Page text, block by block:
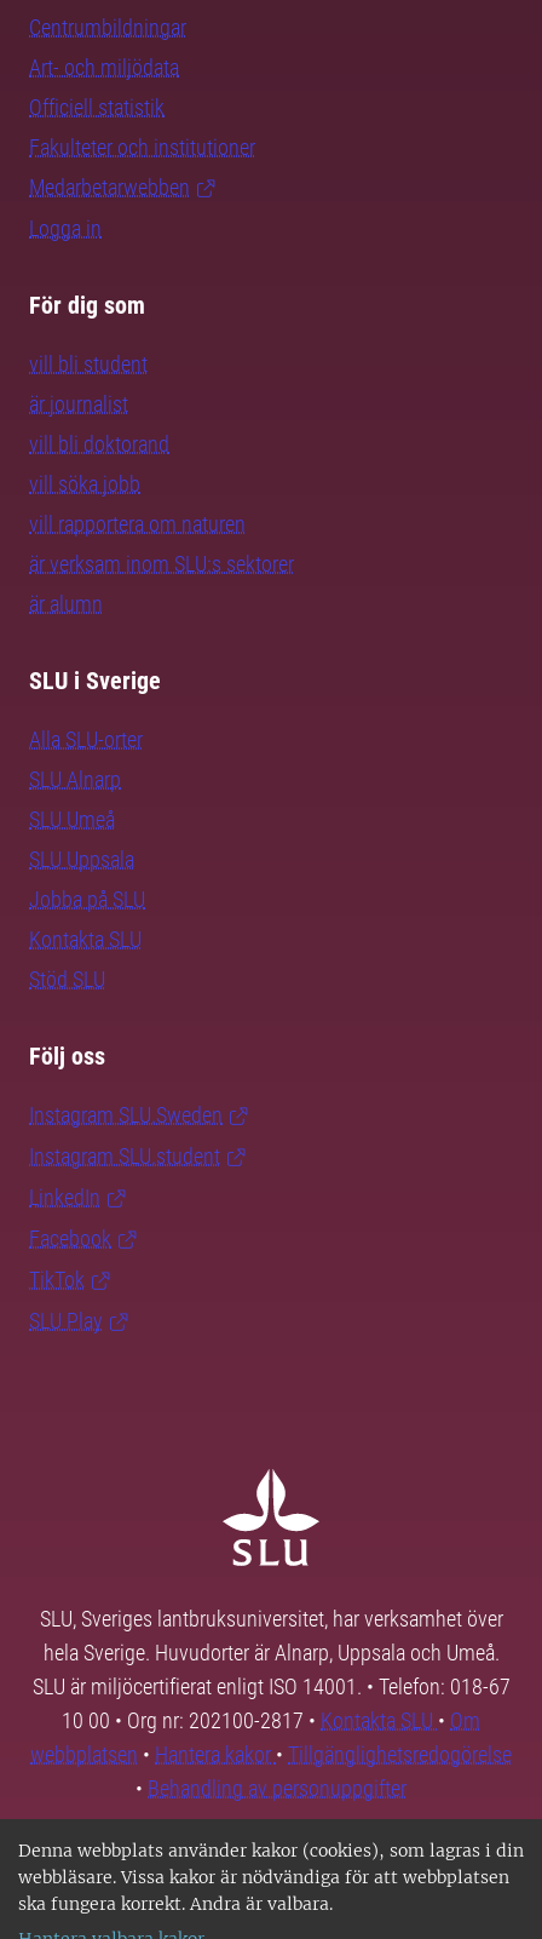
Denna webbplats använder kakor (cookies), som lagras i din
webbläsare. Vissa kakor är nödvändiga för att webbplatsen
ska fungera korrekt. Andra är valbara.
Centrumbildningar
Art- och miljödata
Officiell statistik
Fakulteter och institutioner
Medarbetarwebben
Logga in
För dig som
vill bli student
är journalist
vill bli doktorand
vill söka jobb
vill rapportera om naturen
är verksam inom SLU:s sektorer
är alumn
SLU i Sverige
Alla SLU-orter
SLU Alnarp
SLU Umeå
SLU Uppsala
Jobba på SLU
Kontakta SLU
Stöd SLU
Följ oss
Instagram SLU.Sweden
Instagram SLU.student
LinkedIn
Facebook
TikTok
SLU Play
SLU, Sveriges lantbruksuniversitet, har verksamhet över
hela Sverige. Huvudorter är Alnarp, Uppsala och Umeå.
SLU är miljöcertifierat enligt ISO 14001. • Telefon: 018-67
10 00 • Org nr: 202100-2817 • Kontakta SLU • Om
webbplatsen • Hantera kakor • Tillgänglighetsredogörelse
• Behandling av personuppgifter